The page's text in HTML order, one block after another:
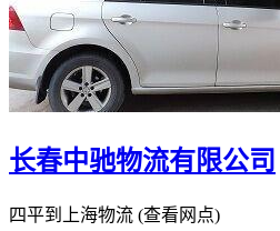
长春中驰物流有限公司
四平到上海物流 (查看网点)